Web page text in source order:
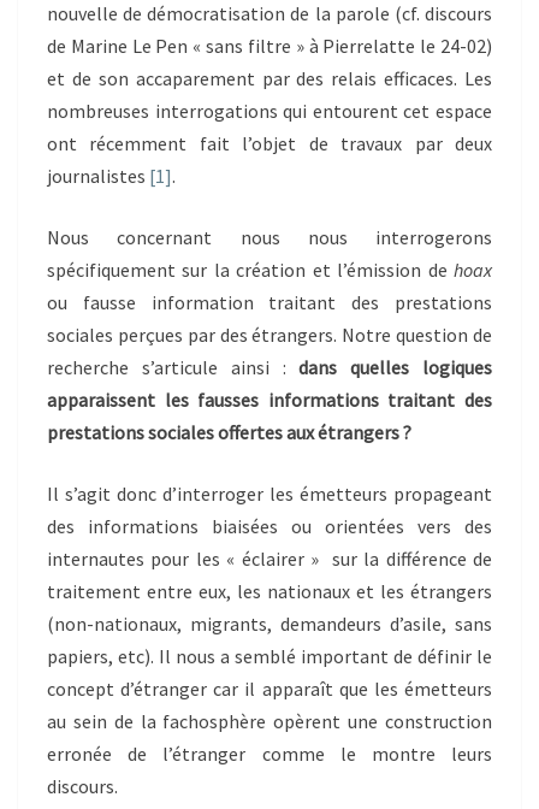
nouvelle de démocratisation de la parole (cf. discours
de Marine Le Pen « sans filtre » à Pierrelatte le 24-02)
et de son accaparement par des relais efficaces. Les
nombreuses interrogations qui entourent cet espace
ont récemment fait l’objet de travaux par deux
journalistes [1].
Nous concernant nous nous interrogerons
spécifiquement sur la création et l’émission de hoax
ou fausse information traitant des prestations
sociales perçues par des étrangers. Notre question de
recherche s’articule ainsi :dans quelles logiques
apparaissent les fausses informations traitant des
prestations sociales offertes aux étrangers ?
Il s’agit donc d’interroger les émetteurs propageant
des informations biaisées ou orientées vers des
internautes pour les « éclairer » sur la différence de
traitement entre eux, les nationaux et les étrangers
(non-nationaux, migrants, demandeurs d’asile, sans
papiers, etc). Il nous a semblé important de définir le
concept d’étranger car il apparaît que les émetteurs
au sein de la fachosphère opèrent une construction
erronée de l’étranger comme le montre leurs
discours.